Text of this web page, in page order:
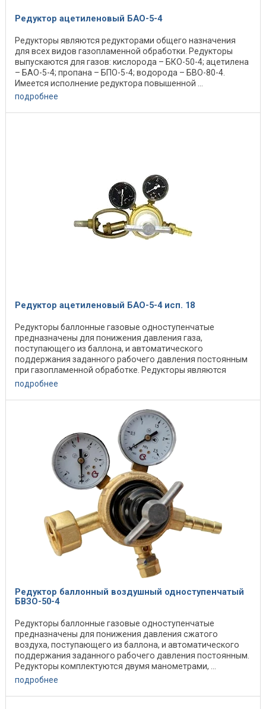
Редуктор ацетиленовый БАО-5-4
Редукторы являются редукторами общего назначения
для всех видов газопламенной обработки. Редукторы
выпускаются для газов: кислорода – БКО-50-4; ацетилена
– БАО-5-4; пропана – БПО-5-4; водорода – БВО-80-4.
Имеется исполнение редуктора повышенной ...
подробнее
Редуктор ацетиленовый БАО-5-4 исп. 18
Редукторы баллонные газовые одноступенчатые
предназначены для понижения давления газа,
поступающего из баллона, и автоматического
поддержания заданного рабочего давления постоянным
при газопламенной обработке. Редукторы являются
редукторами общего ...
подробнее
Редуктор баллонный воздушный одноступенчатый
БВЗО-50-4
Редукторы баллонные газовые одноступенчатые
предназначены для понижения давления сжатого
воздуха, поступающего из баллона, и автоматического
поддержания заданного рабочего давления постоянным.
Редукторы комплектуются двумя манометрами, ...
подробнее